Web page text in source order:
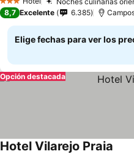
3 Estrellas
8,7 Excelente 6.385
Elige fechas para ver los
Opción destacada
Hotel Vilarejo Praia